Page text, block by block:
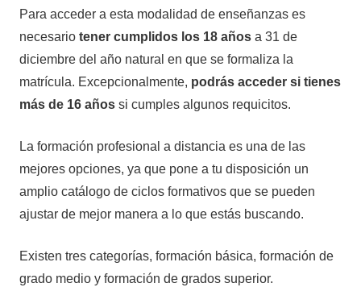
Para acceder a esta modalidad de enseñanzas es
necesario tener cumplidos los 18 años a 31 de
diciembre del año natural en que se formaliza la
matrícula. Excepcionalmente, podrás acceder si tienes
más de 16 años si cumples algunos requicitos.
La formación profesional a distancia es una de las
mejores opciones, ya que pone a tu disposición un
amplio catálogo de ciclos formativos que se pueden
ajustar de mejor manera a lo que estás buscando.
Existen tres categorías, formación básica, formación de
grado medio y formación de grados superior.